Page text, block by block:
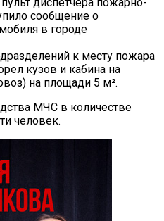
сообщение о
в городе
к месту пожара
кузов и кабина на
на площади 5 м².
МЧС в количестве
человек.